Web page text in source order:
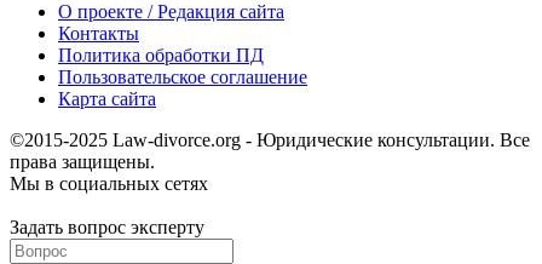
О проекте / Редакция сайта
Контакты
Политика обработки ПД
Пользовательское соглашение
Карта сайта
©2015-2025 Law-divorce.org - Юридические консультации. Все
права защищены.
Мы в социальных сетях
Задать вопрос эксперту